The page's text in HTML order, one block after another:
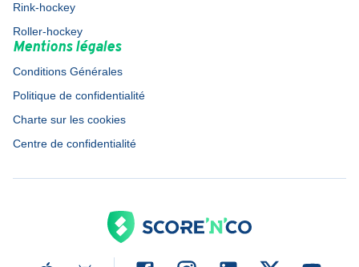
Rink-hockey
Roller-hockey
Mentions légales
Conditions Générales
Politique de confidentialité
Charte sur les cookies
Centre de confidentialité